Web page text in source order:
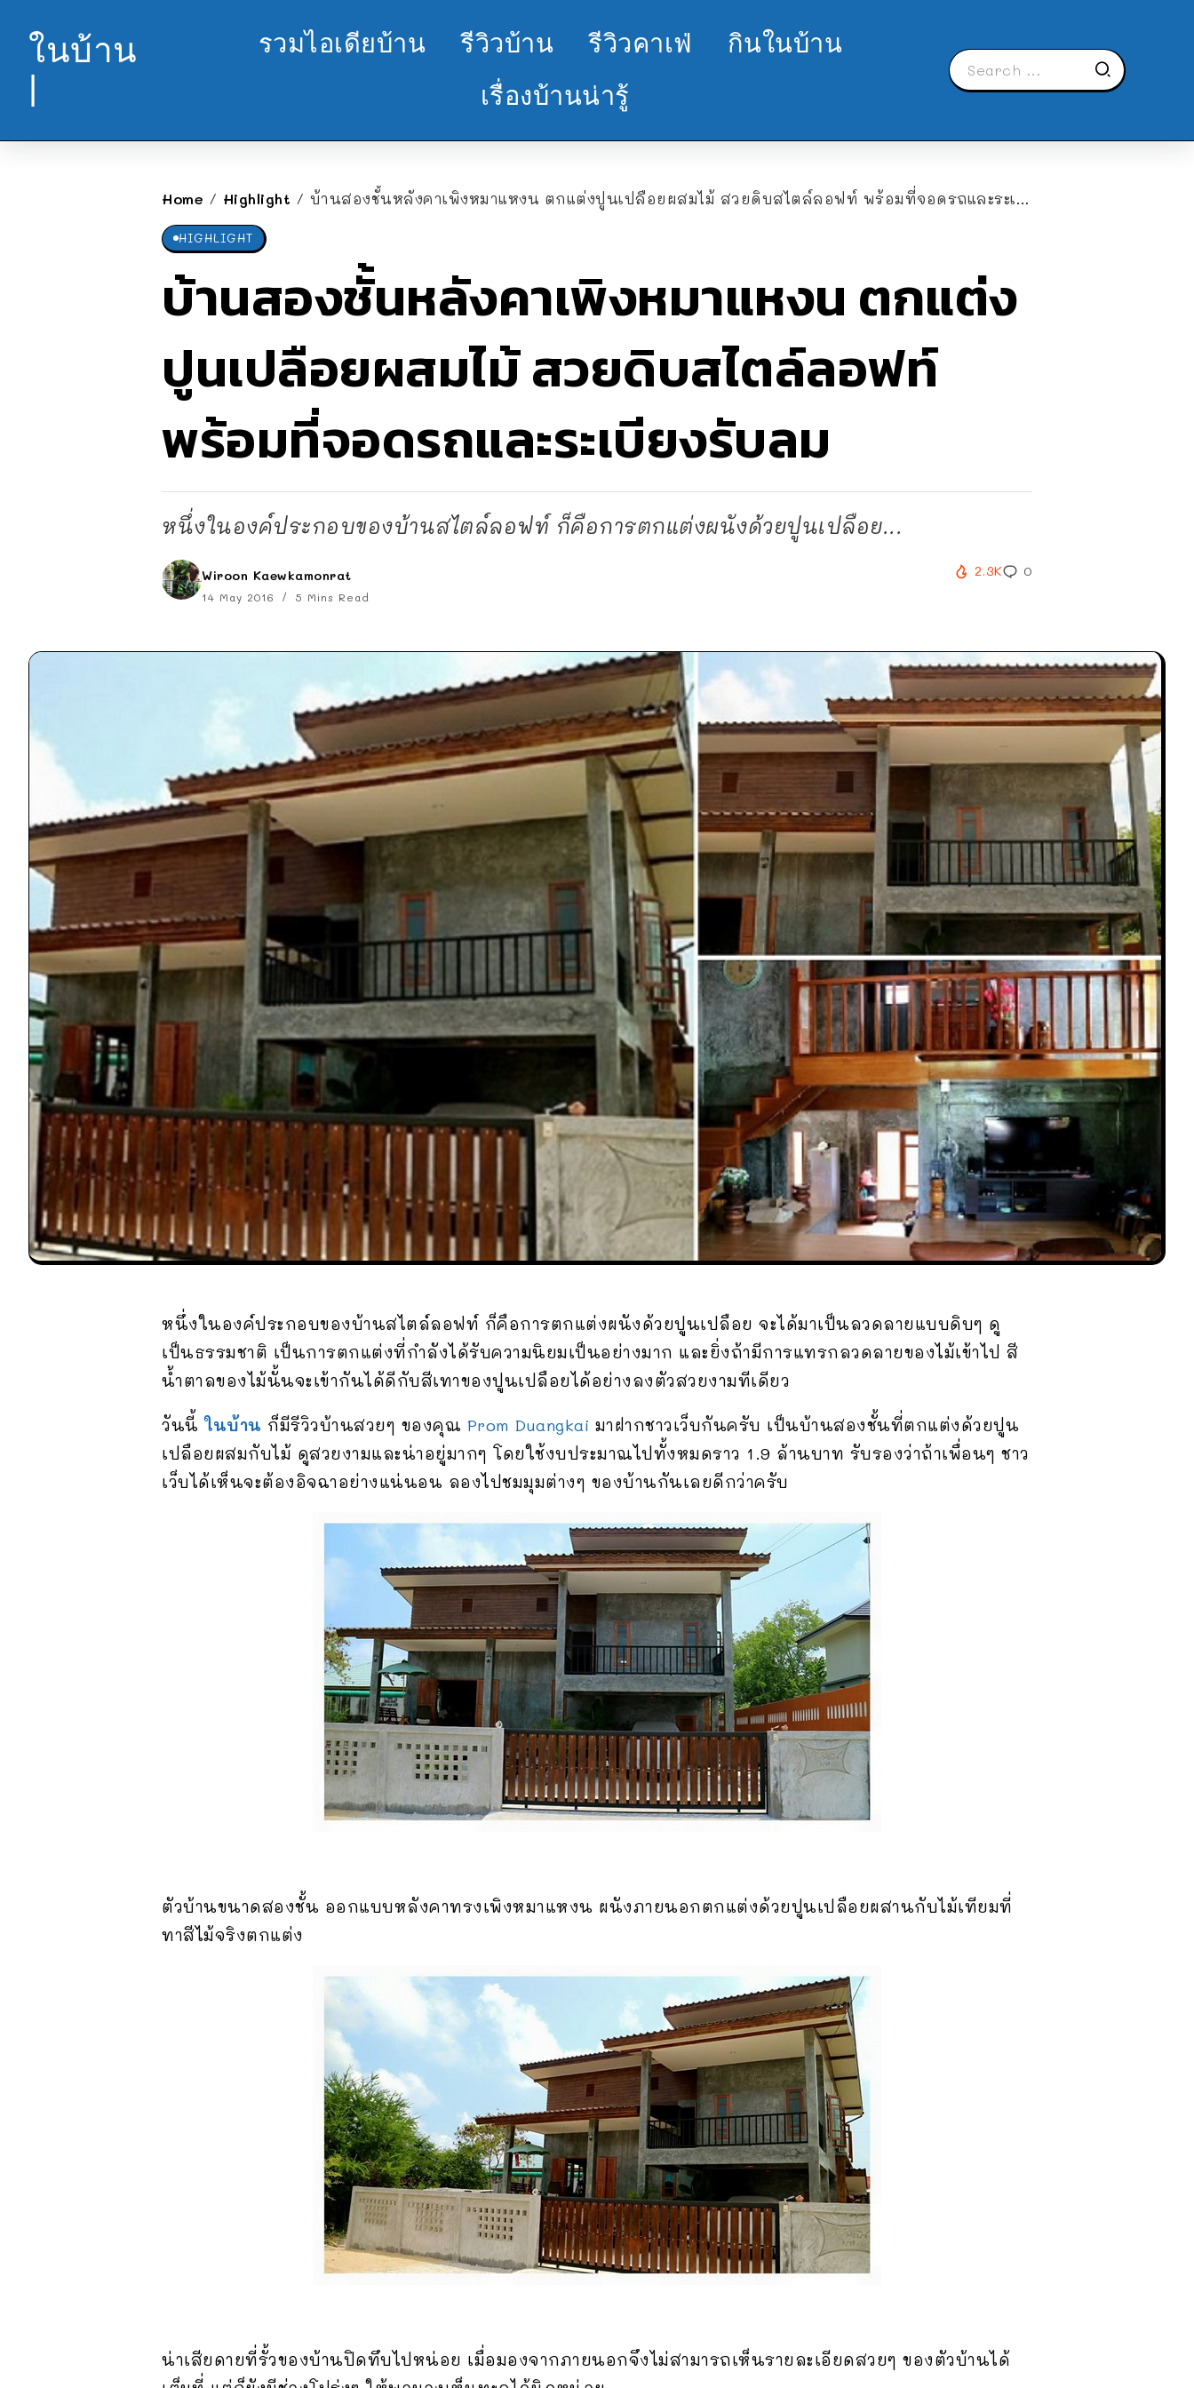
ในบ้าน
|
รวมไอเดียบ้าน รีวิวบ้าน รีวิวคาเฟ่
กินในบ้าน
เรื่องบ้านน่ารู้
Home / Highlight / บ้านสองชั้นหลังคาเพิงหมาแหงน ตกแต่งปูนเปลือยผสมไม้ สวยดิบสไตล์ลอฟท์ พร้อมที่จอดรถและระเบียงรับลม
HIGHLIGHT
บ้านสองชั้นหลังคาเพิงหมาแหงน ตกแต่ง
ปูนเปลือยผสมไม้ สวยดิบสไตล์ลอฟท์
พร้อมที่จอดรถและระเบียงรับลม
หนึ่งในองค์ประกอบของบ้านสไตล์ลอฟท์ ก็คือการตกแต่งผนังด้วยปูนเปลือย...
Wiroon Kaewkamonrat
14 May 2016 5 Mins Read
2.3K 0
หนึ่งในองค์ประกอบของบ้านสไตล์ลอฟท์ ก็คือการตกแต่งผนังด้วยปูนเปลือย จะได้มาเป็นลวดลายแบบดิบๆ ดู
เป็นธรรมชาติ เป็นการตกแต่งที่กำลังได้รับความนิยมเป็นอย่างมาก และยิ่งถ้ามีการแทรกลวดลายของไม้เข้าไป สี
น้ำตาลของไม้นั้นจะเข้ากันได้ดีกับสีเทาของปูนเปลือยได้อย่างลงตัวสวยงามทีเดียว
วันนี้ในบ้าน ก็มีรีวิวบ้านสวยๆ ของคุณ Prom Duangkai มาฝากชาวเว็บกันครับ เป็นบ้านสองชั้นที่ตกแต่งด้วยปูน
เปลือยผสมกับไม้ ดูสวยงามและน่าอยู่มากๆ โดยใช้งบประมาณไปทั้งหมดราว 1.9 ล้านบาท รับรองว่าถ้าเพื่อนๆ ชาว
เว็บได้เห็นจะต้องอิจฉาอย่างแน่นอน ลองไปชมมุมต่างๆ ของบ้านกันเลยดีกว่าครับ
ตัวบ้านขนาดสองชั้น ออกแบบหลังคาทรงเพิงหมาแหงน ผนังภายนอกตกแต่งด้วยปูนเปลือยผสานกับไม้เทียมที่
ทาสีไม้จริงตกแต่ง
น่าเสียดายที่รั้วของบ้านปิดทึบไปหน่อย เมื่อมองจากภายนอกจึงไม่สามารถเห็นรายละเอียดสวยๆ ของตัวบ้านได้